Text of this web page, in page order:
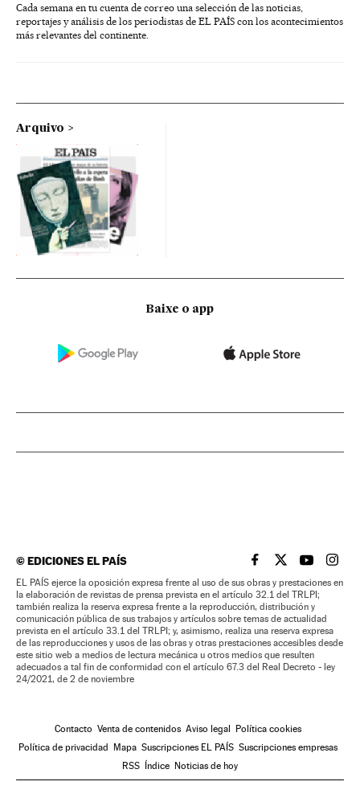
Cada semana en tu cuenta de correo una selección de las noticias,
reportajes y análisis de los periodistas de EL PAÍS con los acontecimientos
más relevantes del continente.
Arquivo
Baixe o app
©EDICIONES EL PAÍS EL PAÍS BRASIL EN
EL PAÍSEL PAÍS
EL
EL PAÍS ejerce la oposición expresa frente al uso de sus obras y prestaciones en
la elaboración de revistas de prensa prevista en el artículo 32.1 del TRLPI;
también realiza la reserva expresa frente a la reproducción, distribución y
comunicación pública de sus trabajos y artículos sobre temas de actualidad
prevista en el artículo 33.1 del TRLPI; y, asimismo, realiza una reserva expresa
de las reproducciones y usos de las obras y otras prestaciones accesibles desde
este sitio web a medios de lectura mecánica u otros medios que resulten
adecuados a tal fin de conformidad con el artículo 67.3 del Real Decreto - ley
24/2021, de 2 de noviembre
Contacto Venta de contenidos Aviso legal
Política cookies
Política de privacidad
Mapa Suscripciones EL PAÍS Suscripciones empresas
RSS
Índice Noticias de hoy